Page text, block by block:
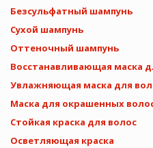
Безсульфатный шампунь
Сухой шампунь
Оттеночный шампунь
Восстанавливающая маска
Увлажняющая маска для
Маска для окрашенных
Стойкая краска для волос
Осветляющая краска